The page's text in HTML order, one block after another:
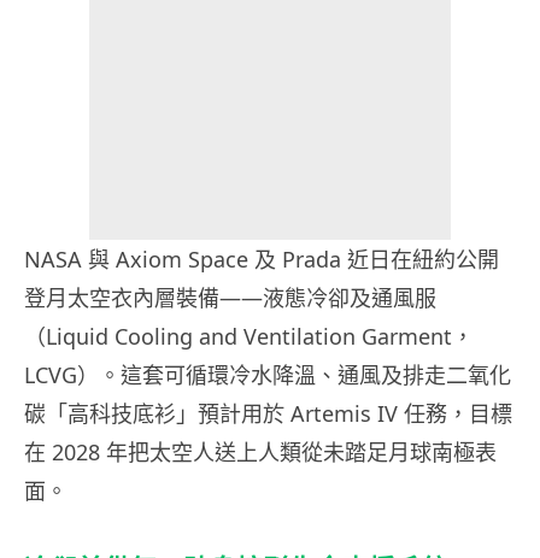
NASA 與 Axiom Space 及 Prada 近日在紐約公開
登月太空衣內層裝備——液態冷卻及通風服
（Liquid Cooling and Ventilation Garment，
LCVG）。這套可循環冷水降溫、通風及排走二氧化
碳「高科技底衫」預計用於 Artemis IV 任務，目標
在 2028 年把太空人送上人類從未踏足月球南極表
面。